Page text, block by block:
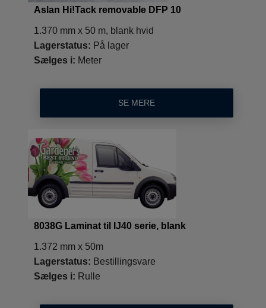
Aslan Hi!Tack removable DFP 10
1.370 mm x 50 m, blank hvid
Lagerstatus: På lager
Sælges i: Meter
SE MERE
8038G Laminat til IJ40 serie, blank
1.372 mm x 50m
Lagerstatus: Bestillingsvare
Sælges i: Rulle